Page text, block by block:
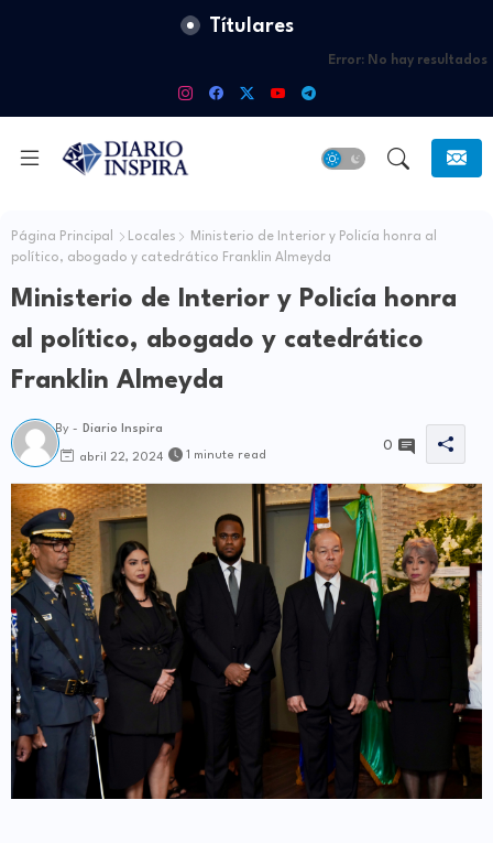
Títulares
Error: No hay resultados
Página Principal Locales
Ministerio de Interior y Policía honra al
político, abogado y catedrático Franklin Almeyda
Ministerio de Interior y Policía honra
al político, abogado y catedrático
Franklin Almeyda
By - Diario Inspira
abril 22, 2024 1 minute read
0